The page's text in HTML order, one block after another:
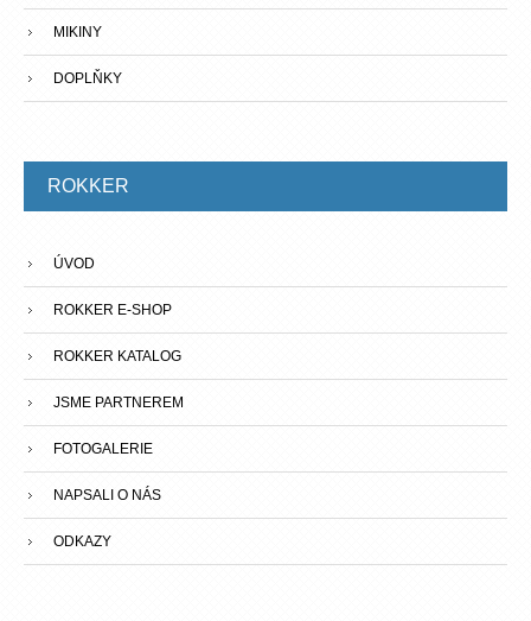
MIKINY
DOPLŇKY
ROKKER
ÚVOD
ROKKER E-SHOP
ROKKER KATALOG
JSME PARTNEREM
FOTOGALERIE
NAPSALI O NÁS
ODKAZY